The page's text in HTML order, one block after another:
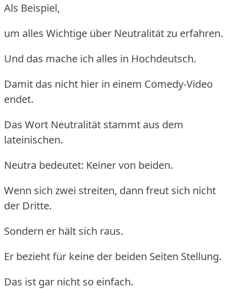
Als Beispiel,
um alles Wichtige über Neutralität zu erfahren.
Und das mache ich alles in Hochdeutsch.
Damit das nicht hier in einem Comedy-Video
endet.
Das Wort Neutralität stammt aus dem
lateinischen.
Neutra bedeutet: Keiner von beiden.
Wenn sich zwei streiten, dann freut sich nicht
der Dritte.
Sondern er hält sich raus.
Er bezieht für keine der beiden Seiten Stellung.
Das ist gar nicht so einfach.